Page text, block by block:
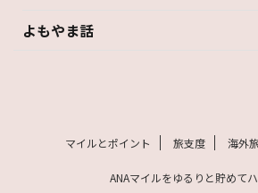
よもやま話
マイルとポイント 旅支度 海外
ANAマイルをゆるりと貯めて